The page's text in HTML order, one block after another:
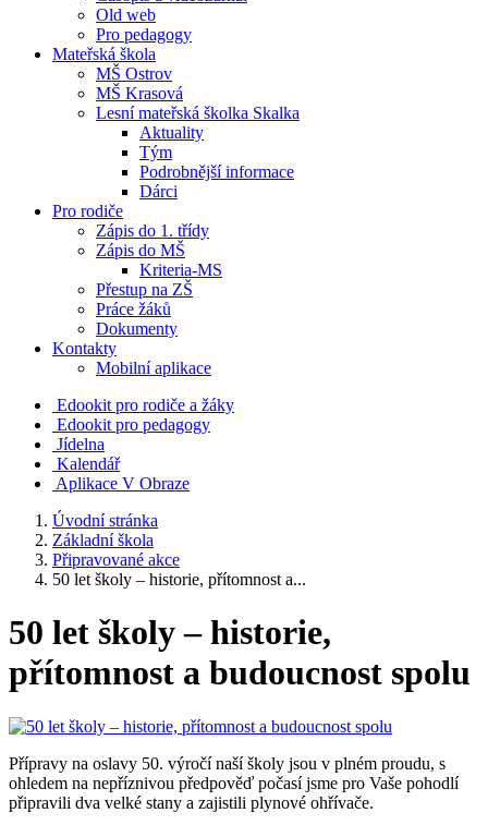
Old web
Pro pedagogy
Mateřská škola
MŠ Ostrov
MŠ Krasová
Lesní mateřská školka Skalka
Aktuality
Tým
Podrobnější informace
Dárci
Pro rodiče
Zápis do 1. třídy
Zápis do MŠ
Kriteria-MS
Přestup na ZŠ
Práce žáků
Dokumenty
Kontakty
Mobilní aplikace
Edookit pro rodiče a žáky
Edookit pro pedagogy
Jídelna
Kalendář
Aplikace V Obraze
Úvodní stránka
Základní škola
Připravované akce
50 let školy – historie, přítomnost a...
50 let školy – historie,
přítomnost a budoucnost spolu
Přípravy na oslavy 50. výročí naší školy jsou v plném proudu, s
ohledem na nepříznivou předpověď počasí jsme pro Vaše pohodlí
připravili dva velké stany a zajistili plynové ohřívače.